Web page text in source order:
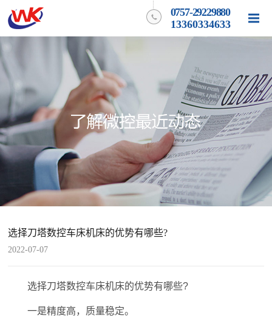
0757-29229880
13360334633
选择刀塔数控车床机床的优势有哪些?
2022-07-07
选择刀塔数控车床机床的优势有哪些?
一是精度高，质量稳定。